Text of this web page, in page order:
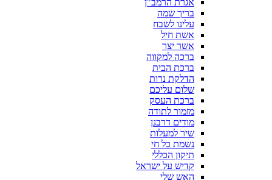
בריך שמה
עלינו לשבח
אשת חיל
אשר יצר
ברכה למקווה
ברכת הבית
הדלקת נרות
שלום עליכם
ברכת העסק
מזמור לתודה
מודים דרבנן
שיר למעלות
נשמת כל חי
תיקון הכללי
קדיש על ישראל
האש שלי